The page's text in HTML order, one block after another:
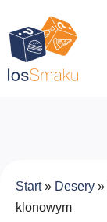
Start» Desery »
klonowym